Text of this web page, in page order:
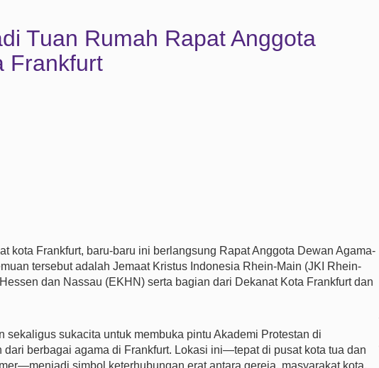
Tuan Rumah Rapat Anggota
Frankfurt
kota Frankfurt, baru-baru ini berlangsung Rapat Anggota Dewan Agama-
tersebut adalah Jemaat Kristus Indonesia Rhein-Main (JKI Rhein-
dan Nassau (EKHN) serta bagian dari Dekanat Kota Frankfurt dan
sekaligus sukacita untuk membuka pintu Akademi Protestan di
berbagai agama di Frankfurt. Lokasi ini—tepat di pusat kota tua dan
simbol keterhubungan erat antara gereja, masyarakat kota,